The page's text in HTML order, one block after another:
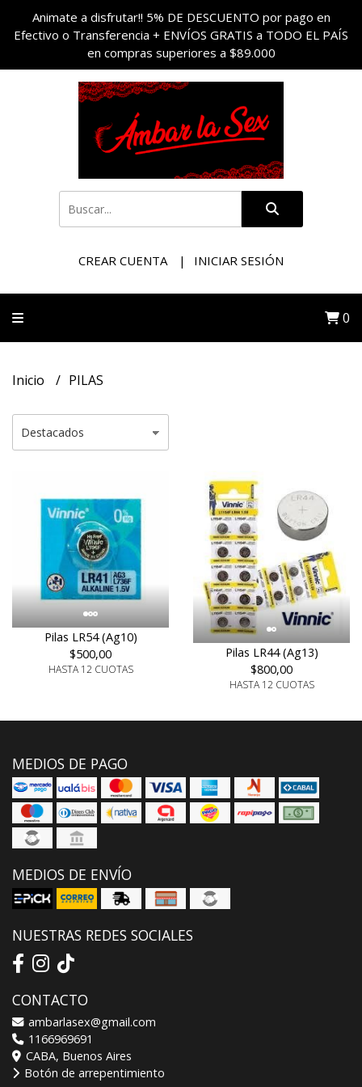
Animate a disfrutar!! 5% DE DESCUENTO por pago en
Efectivo o Transferencia + ENVÍOS GRATIS a TODO EL PAÍS
en compras superiores a $89.000
CREAR CUENTA INICIAR SESIÓN
0
Inicio PILAS
Pilas LR54 (Ag10)
$500,00
HASTA 12 CUOTAS
Pilas LR44 (Ag13)
$800,00
HASTA 12 CUOTAS
MEDIOS DE PAGO
MEDIOS DE ENVÍO
NUESTRAS REDES SOCIALES
CONTACTO
ambarlasex@gmail.com
1166969691
CABA, Buenos Aires
Botón de arrepentimiento